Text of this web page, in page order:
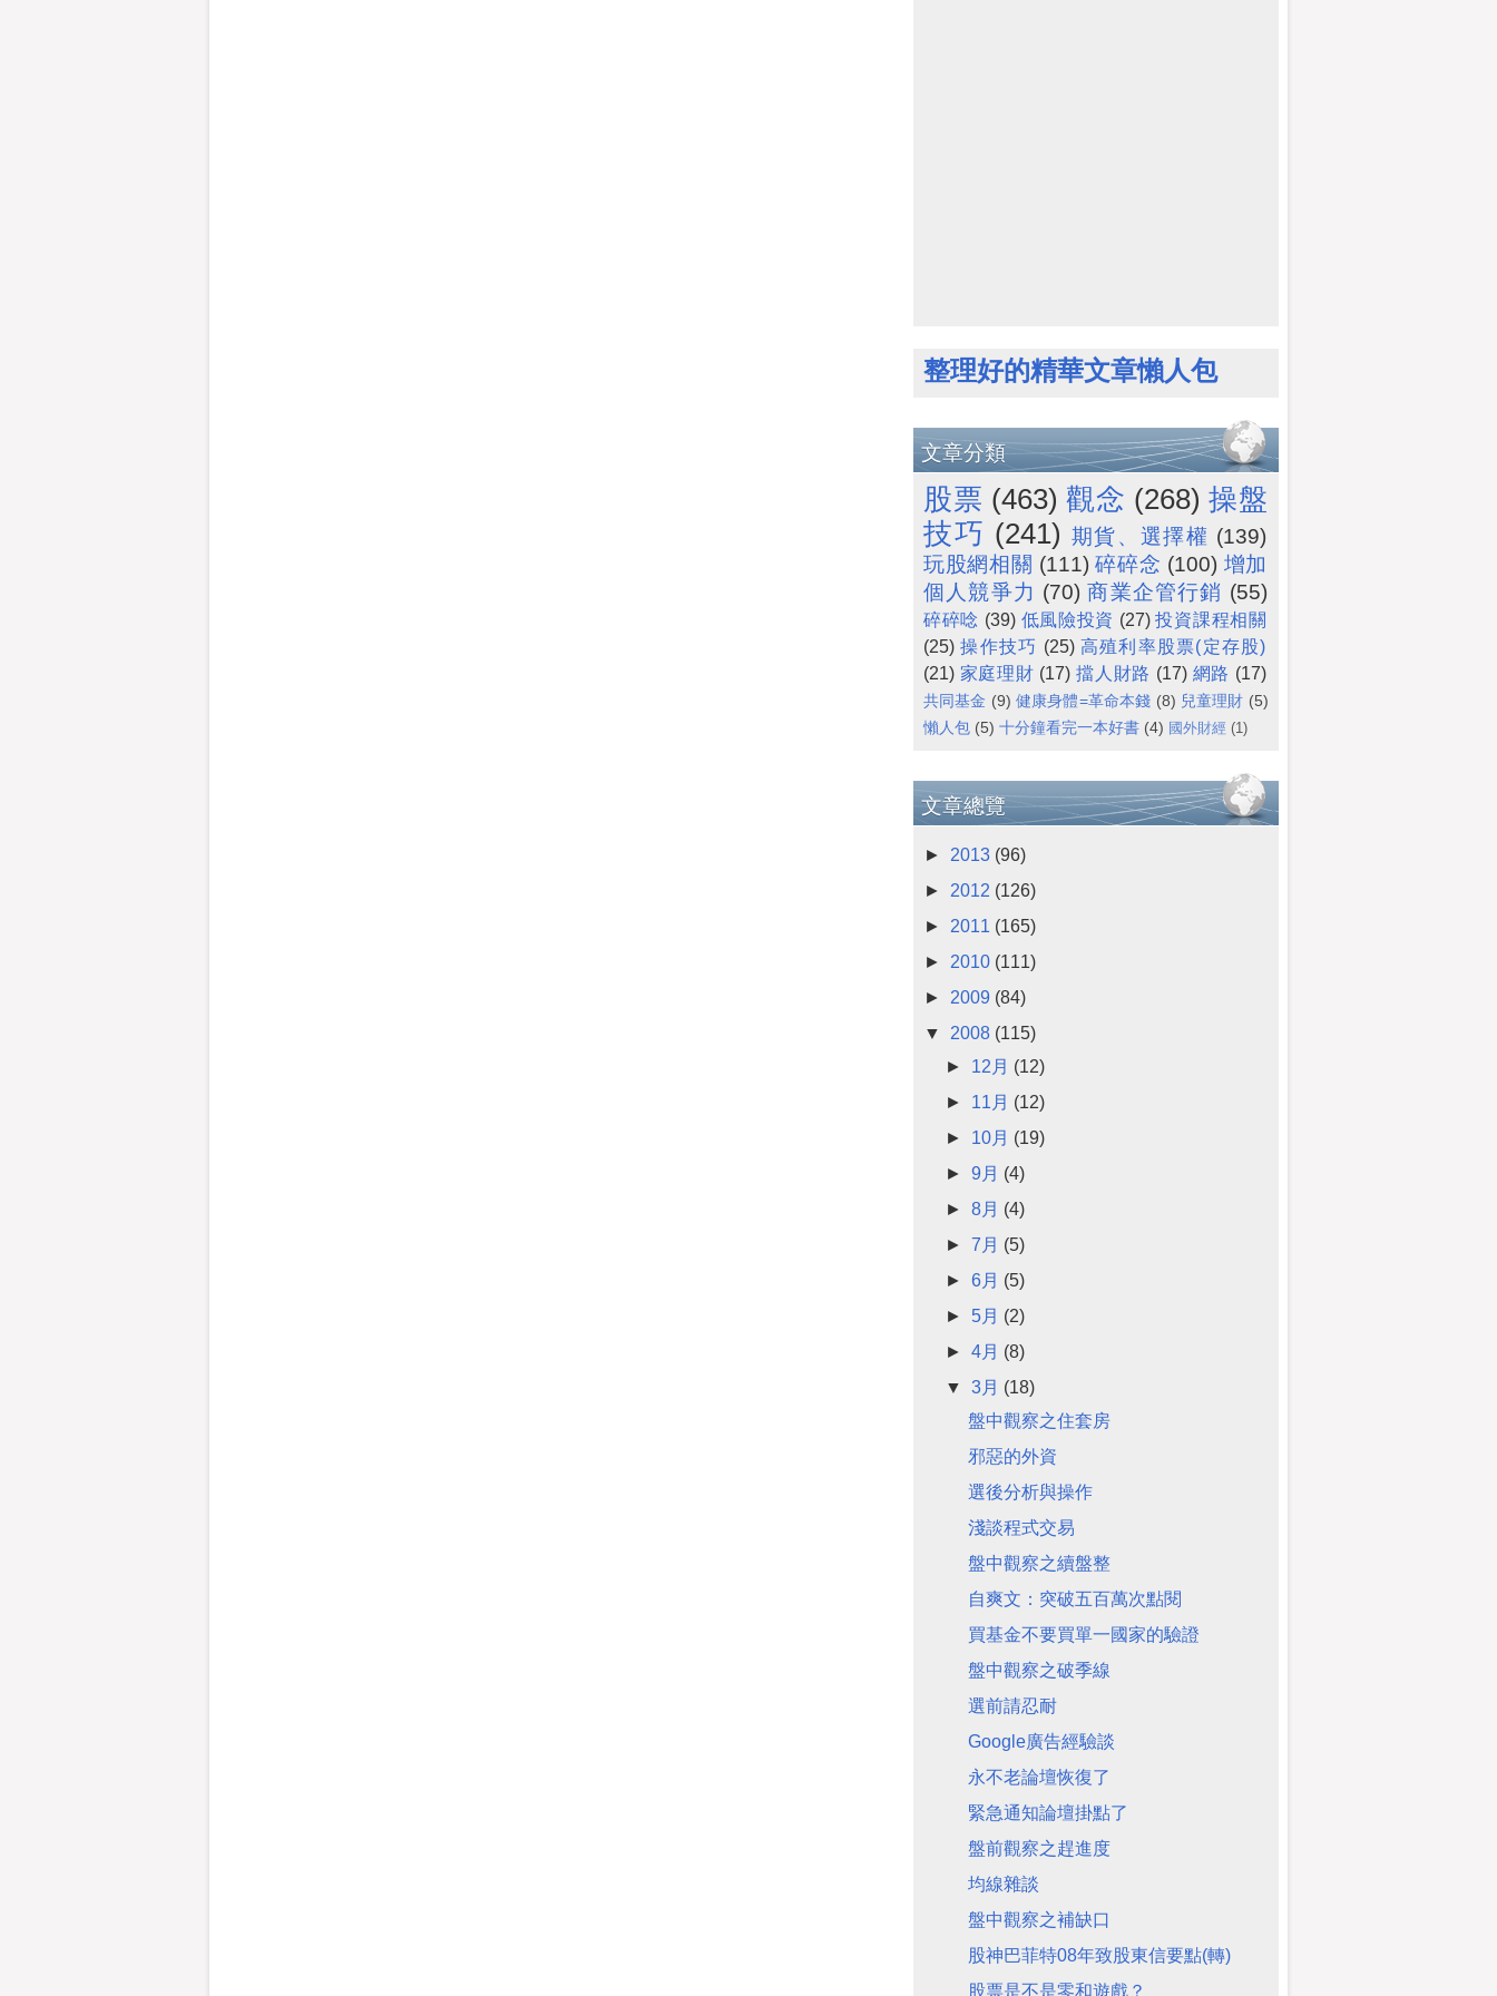
整理好的精華文章懶人包
文章分類
股票 (463) 觀念 (268) 操盤
技巧 (241) 期貨、選擇權 (139)
玩股網相關 (111) 碎碎念 (100) 增加
個人競爭力 (70) 商業企管行銷 (55)
碎碎唸 (39) 低風險投資 (27) 投資課程相關
(25) 操作技巧 (25) 高殖利率股票(定存股)
(21) 家庭理財 (17) 擋人財路 (17) 網路 (17)
共同基金 (9) 健康身體=革命本錢 (8) 兒童理財 (5)
懶人包 (5) 十分鐘看完一本好書 (4) 國外財經 (1)
文章總覽
► 2013 (96)
► 2012 (126)
► 2011 (165)
► 2010 (111)
► 2009 (84)
▼ 2008 (115)
► 12月 (12)
► 11月 (12)
► 10月 (19)
►9月 (4)
►8月 (4)
►7月 (5)
►6月 (5)
► 5月 (2)
►4月 (8)
▼3月 (18)
盤中觀察之住套房
邪惡的外資
選後分析與操作
淺談程式交易
盤中觀察之續盤整
自爽文：突破五百萬次點閱
買基金不要買單一國家的驗證
盤中觀察之破季線
選前請忍耐
Google廣告經驗談
永不老論壇恢復了
緊急通知論壇掛點了
盤前觀察之趕進度
均線雜談
盤中觀察之補缺口
股神巴菲特08年致股東信要點(轉)
股票是不是零和遊戲？